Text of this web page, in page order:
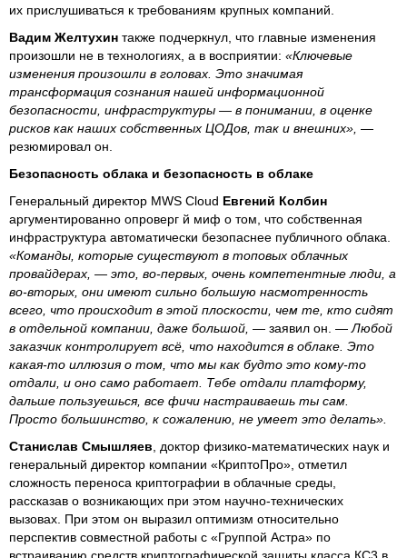
их прислушиваться к требованиям крупных компаний.
Вадим Желтухин также подчеркнул, что главные изменения
произошли не в технологиях, а в восприятии: «Ключевые
изменения произошли в головах. Это значимая
трансформация сознания нашей информационной
безопасности, инфраструктуры — в понимании, в оценке
рисков как наших собственных ЦОДов, так и внешних», —
резюмировал он.
Безопасность облака и безопасность в облаке
Генеральный директор MWS Cloud Евгений Колбин
аргументированно опроверг й миф о том, что собственная
инфраструктура автоматически безопаснее публичного облака.
«Команды, которые существуют в топовых облачных
провайдерах, — это, во-первых, очень компетентные люди, а
во-вторых, они имеют сильно большую насмотренность
всего, что происходит в этой плоскости, чем те, кто сидят
в отдельной компании, даже большой, — заявил он. — Любой
заказчик контролирует всё, что находится в облаке. Это
какая-то иллюзия о том, что мы как будто это кому-то
отдали, и оно само работает. Тебе отдали платформу,
дальше пользуешься, все фичи настраиваешь ты сам.
Просто большинство, к сожалению, не умеет это делать».
Станислав Смышляев , доктор физико-математических наук и
генеральный директор компании «КриптоПро», отметил
сложность переноса криптографии в облачные среды,
рассказав о возникающих при этом научно-технических
вызовах. При этом он выразил оптимизм относительно
перспектив совместной работы с «Группой Астра» по